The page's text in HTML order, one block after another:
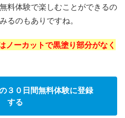
料体験で楽しむことができるの
るのもありですね。
ノーカットで黒塗り部分がなく
３０日間無料体験に登録
する